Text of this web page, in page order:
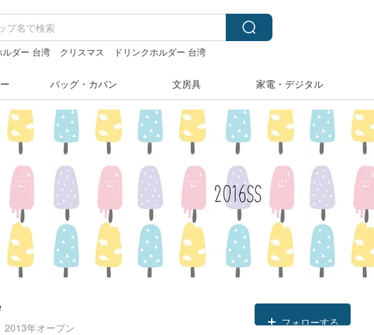
ルダー 台湾 クリスマス
ドリンクホルダー 台湾
バッグ・カバン 文房具 家電・デジタル
2013年オープン